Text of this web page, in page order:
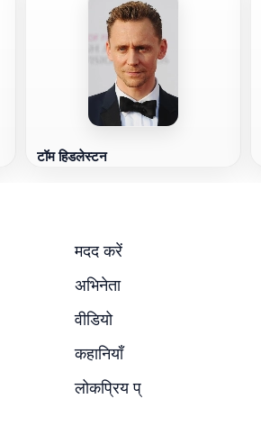
टॉम हिडलेस्टन
मदद करें
अभिनेता
वीडियो
कहानियाँ
लोकप्रिय प्